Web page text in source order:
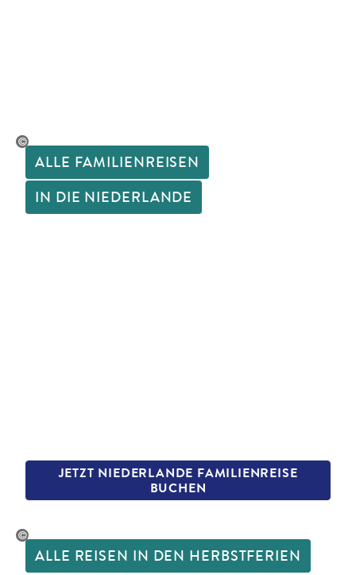
- gty
ALLE FAMILIENREISEN
IN DIE NIEDERLANDE
JETZT NIEDERLANDE FAMILIENREISE
BUCHEN
- gty
ALLE REISEN IN DEN HERBSTFERIEN